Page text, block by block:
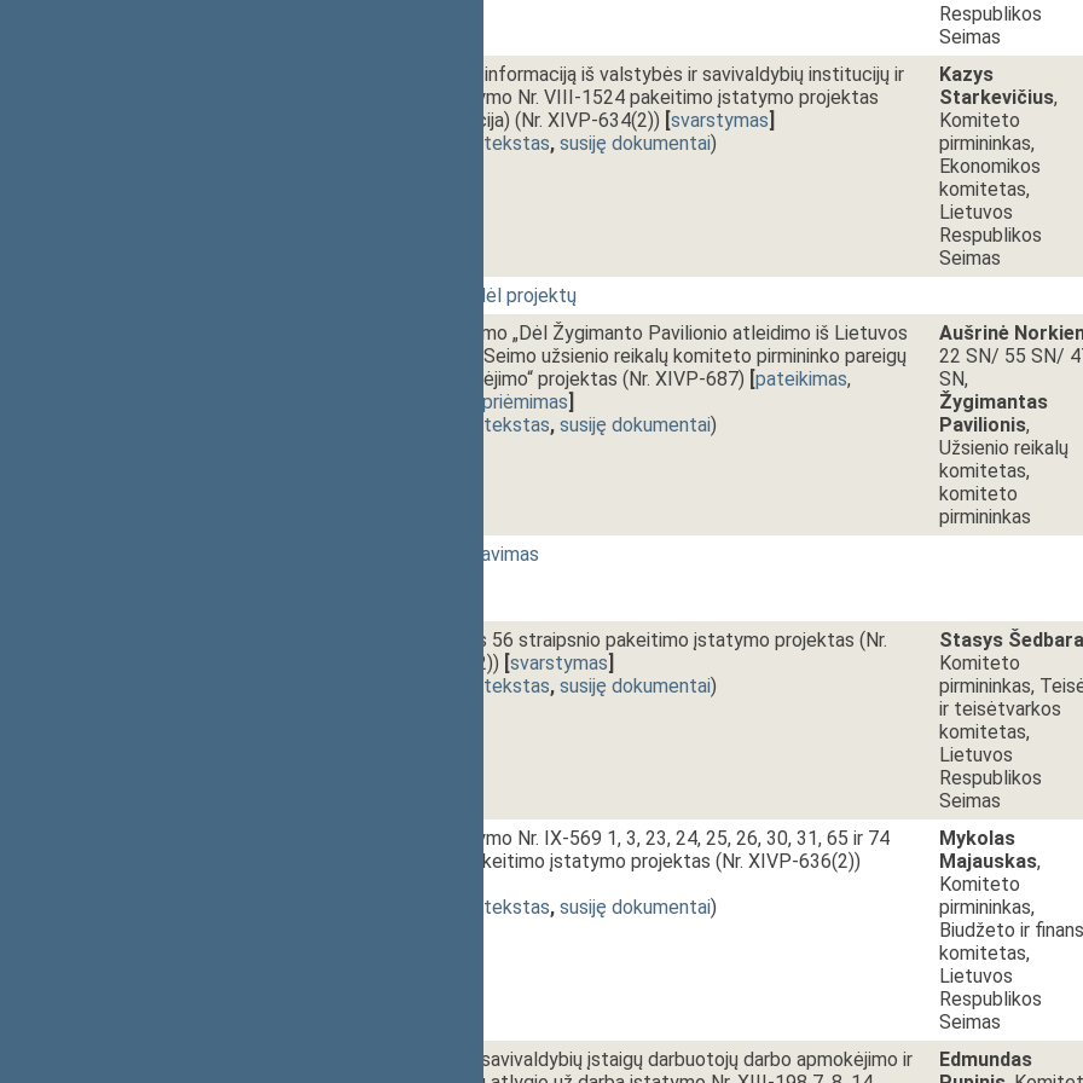
Respublikos
Seimas
Teisės gauti informaciją iš valstybės ir savivaldybių institucijų ir
įstaigų įstatymo Nr. VIII-1524 pakeitimo įstatymo projektas
(nauja redakcija) (Nr. XIVP-634(2)) [svarstymas]
dokumento tekstas, susiję dokumentai)
Kazys
Starkevičius,
Komiteto
pirmininkas,
Ekonomikos
komitetas,
Lietuvos
Respublikos
Seimas
Balsavimas dėl projektų
Seimo nutarimo „Dėl Žygimanto Pavilionio atleidimo iš Lietuvos
Respublikos Seimo užsienio reikalų komiteto pirmininko pareigų
dėl nepasitikėjimo“ projektas (Nr. XIVP-687) [pateikimas,
priėmimas]
dokumento tekstas, susiję dokumentai)
Aušrinė
22 SN/ 55 SN/
SN,
Žygimantas
Pavilionis,
Užsienio reikalų
komitetas,
komiteto
pirmininkas
Slaptas balsavimas
Konstitucijos 56 straipsnio pakeitimo įstatymo projektas (Nr.
XIIIP-4599(2)) [svarstymas]
dokumento tekstas, susiję dokumentai)
Stasys
Komiteto
pirmininkas,
ir teisėtvarkos
komitetas,
Lietuvos
Respublikos
Seimas
Akcizų įstatymo Nr. IX-569 1, 3, 23, 24, 25, 26, 30, 31, 65 ir 74
straipsnių pakeitimo įstatymo projektas (Nr. XIVP-636(2))
dokumento tekstas, susiję dokumentai)
Mykolas
Majauskas,
Komiteto
pirmininkas,
Biudžeto ir
komitetas,
Lietuvos
Respublikos
Seimas
Valstybės ir savivaldybių įstaigų darbuotojų darbo apmokėjimo ir
Edmundas